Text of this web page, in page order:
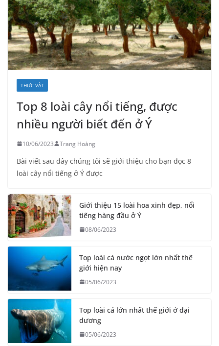
THỰC VẬT
Top 8 loài cây nổi tiếng, được
nhiều người biết đến ở Ý
10/06/2023 Trang Hoàng
Bài viết sau đây chúng tôi sẽ giới thiệu cho bạn đọc 8
loài cây nổi tiếng ở Ý được
Giới thiệu 15 loài hoa xinh đẹp, nổi
tiếng hàng đầu ở Ý
08/06/2023
Top loài cá nước ngọt lớn nhất thế
giới hiện nay
05/06/2023
Top loài cá lớn nhất thế giới ở đại
dương
05/06/2023